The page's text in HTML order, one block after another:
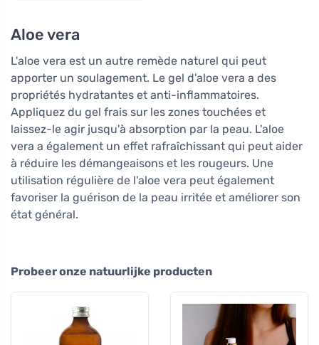
Aloe vera
L'aloe vera est un autre remède naturel qui peut
apporter un soulagement. Le gel d'aloe vera a des
propriétés hydratantes et anti-inflammatoires.
Appliquez du gel frais sur les zones touchées et
laissez-le agir jusqu'à absorption par la peau. L'aloe
vera a également un effet rafraîchissant qui peut aider
à réduire les démangeaisons et les rougeurs. Une
utilisation régulière de l'aloe vera peut également
favoriser la guérison de la peau irritée et améliorer son
état général.
Probeer onze natuurlijke producten